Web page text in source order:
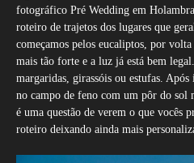
fotográfico Pré Wedding em
roteiro de trajetos dos lugares que
começamos pelos eucaliptos, por
mais tão forte e a luz já está bem
margaridas, girassóis ou estufas.
no campo de feno com um pôr do sol
é uma questão de verem o que vocês
roteiro deixando ainda mais